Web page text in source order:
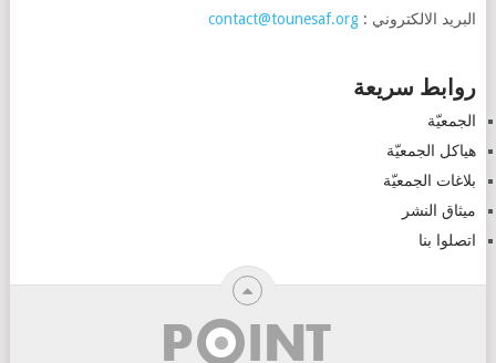
البريد الالكتروني : contact@tounesaf.org
روابط سريعة
الجمعيّة
هياكل الجمعيّة
بلاغات الجمعيّة
ميثاق النشر
اتصلوا بنا